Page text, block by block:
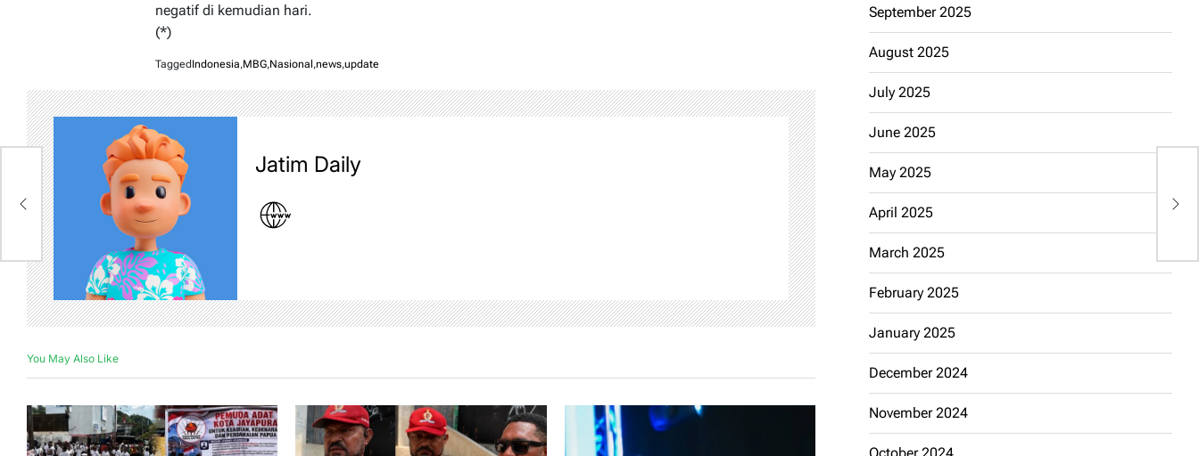
negatif di kemudian hari.
(*)
Tagged Indonesia,MBG,Nasional ,news,update
Jatim Daily
You May Also Like
September 2025
August 2025
July 2025
June 2025
May 2025
April 2025
March 2025
February 2025
January 2025
December 2024
November 2024